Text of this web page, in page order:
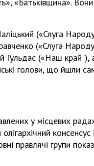
(«Слуга
(«Слуга
(«Наш край"),
голови, що йшли
у місцевих
правлячі групи